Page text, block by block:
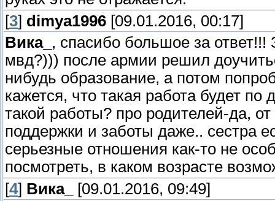
[3] dimya1996 [09.01.2016, 00:17]
Вика_ , спасибо большое за
мвд?))) после армии решил
нибудь образование, а потом
кажется, что такая работа будет
такой работы? про родителей-да,
поддержки и заботы даже.. сестра
серьезные отношения как-то не
посмотреть, в каком возрасте
[4] Вика_
[09.01.2016, 09:49]